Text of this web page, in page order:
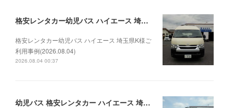
格安レンタカー幼児バス ハイエース 埼玉県K様ご利用事例(2026.08.04)
格安レンタカー幼児バス ハイエース 埼玉県K様ご
利用事例(2026.08.04)
2026.08.04 00:37
幼児バス 格安レンタカー ハイエース 埼玉県W様ご利用事例(2026.07.31)